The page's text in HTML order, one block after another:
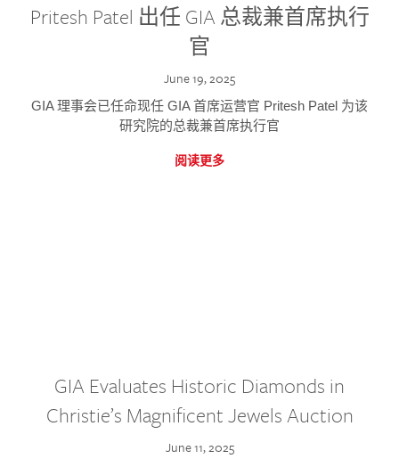
Pritesh Patel 出任 GIA 总裁兼首席执行
官
June 19, 2025
GIA 理事会已任命现任 GIA 首席运营官 Pritesh Patel 为该
研究院的总裁兼首席执行官
阅读更多
GIA Evaluates Historic Diamonds in
Christie’s Magnificent Jewels Auction
June 11, 2025